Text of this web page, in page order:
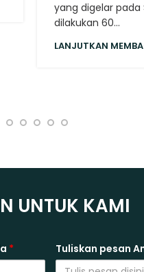
yang digelar pada
dilakukan 60...
LANJUTKAN
UNTUK KAMI
* Tuliskan pesan